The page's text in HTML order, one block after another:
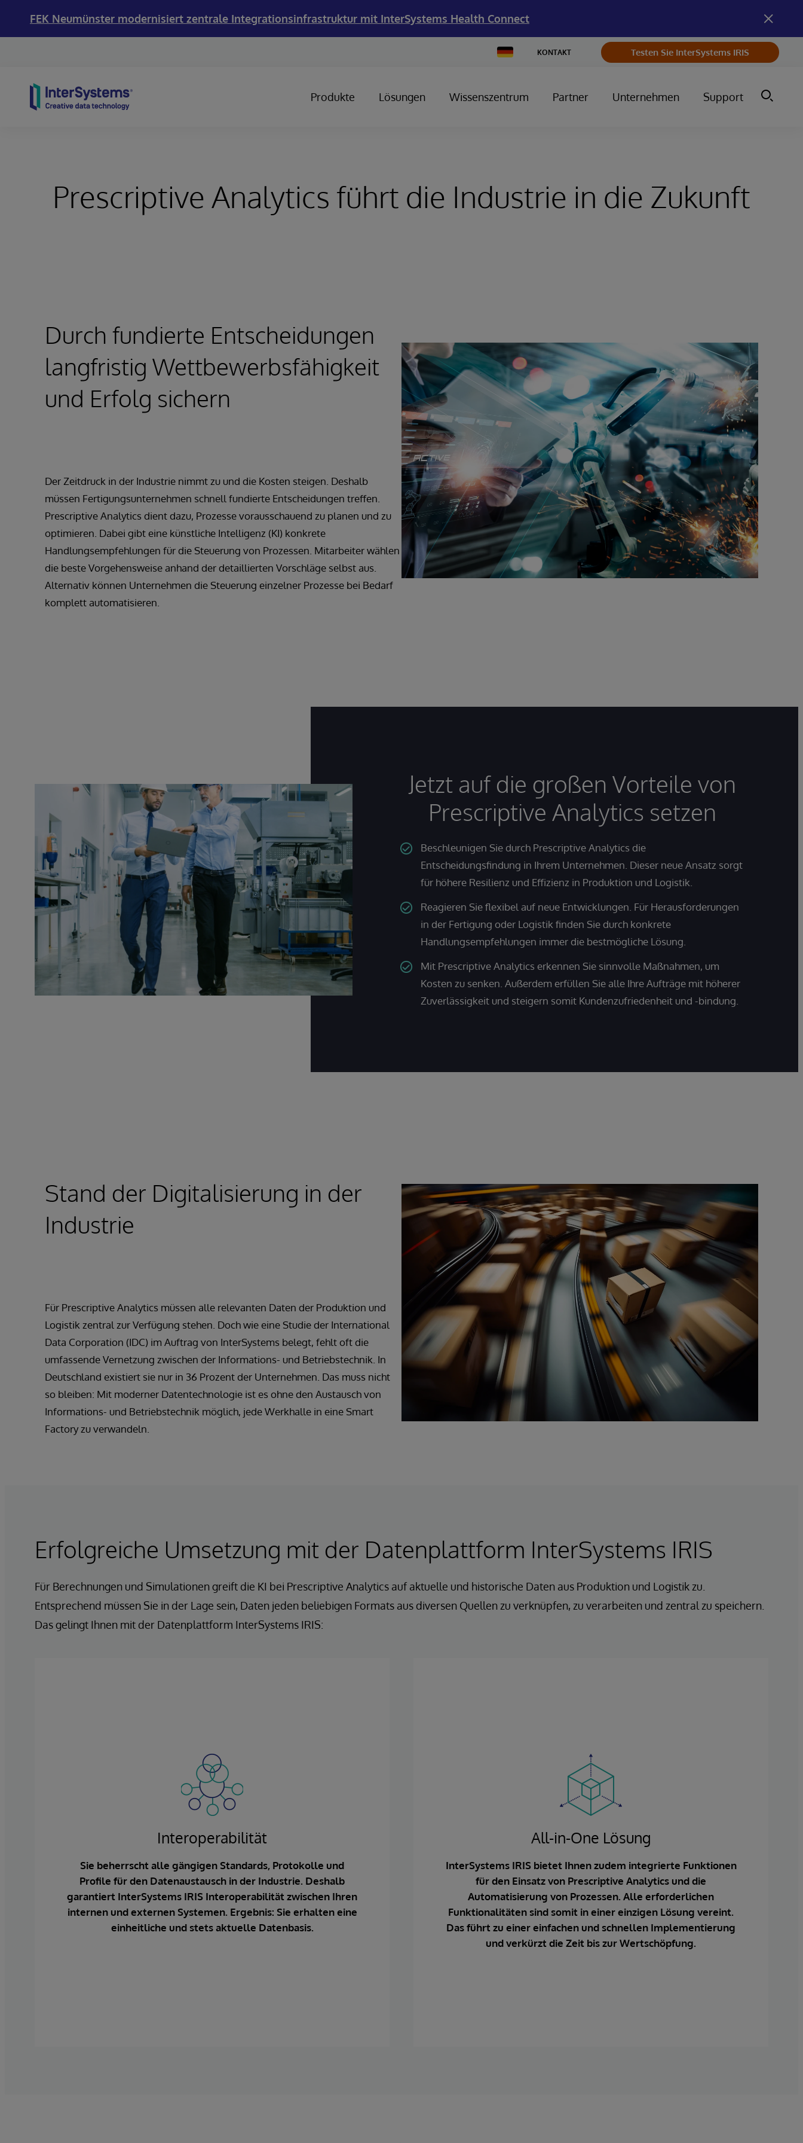
FEK Neumünster modernisiert zentrale Integrationsinfrastruktur mit InterSystems Health Connect
Change
Country
KONTAKT Testen Sie InterSystems IRIS
Produkte Lösungen Wissenszentrum Partner Unternehmen Support
Prescriptive Analytics führt die Industrie in die Zukunft
Durch fundierte Entscheidungen
langfristig Wettbewerbsfähigkeit
und Erfolg sichern
Der Zeitdruck in der Industrie nimmt zu und die Kosten steigen. Deshalb
müssen Fertigungsunternehmen schnell fundierte Entscheidungen treffen.
Prescriptive Analytics dient dazu, Prozesse vorausschauend zu planen und zu
optimieren. Dabei gibt eine künstliche Intelligenz (KI) konkrete
Handlungsempfehlungen für die Steuerung von Prozessen. Mitarbeiter wählen
die beste Vorgehensweise anhand der detaillierten Vorschläge selbst aus.
Alternativ können Unternehmen die Steuerung einzelner Prozesse bei Bedarf
komplett automatisieren.
Jetzt auf die großen Vorteile von
Prescriptive Analytics setzen
Beschleunigen Sie durch Prescriptive Analytics die
Entscheidungsfindung in Ihrem Unternehmen. Dieser neue Ansatz sorgt
für höhere Resilienz und Effizienz in Produktion und Logistik.
Reagieren Sie flexibel auf neue Entwicklungen. Für Herausforderungen
in der Fertigung oder Logistik finden Sie durch konkrete
Handlungsempfehlungen immer die bestmögliche Lösung.
Mit Prescriptive Analytics erkennen Sie sinnvolle Maßnahmen, um
Kosten zu senken. Außerdem erfüllen Sie alle Ihre Aufträge mit höherer
Zuverlässigkeit und steigern somit Kundenzufriedenheit und -bindung.
Stand der Digitalisierung in der
Industrie
Für Prescriptive Analytics müssen alle relevanten Daten der Produktion und
Logistik zentral zur Verfügung stehen. Doch wie eine Studie der International
Data Corporation (IDC) im Auftrag von InterSystems belegt, fehlt oft die
umfassende Vernetzung zwischen der Informations- und Betriebstechnik. In
Deutschland existiert sie nur in 36 Prozent der Unternehmen. Das muss nicht
so bleiben: Mit moderner Datentechnologie ist es ohne den Austausch von
Informations- und Betriebstechnik möglich, jede Werkhalle in eine Smart
Factory zu verwandeln.
Erfolgreiche Umsetzung mit der Datenplattform InterSystems IRIS
Für Berechnungen und Simulationen greift die KI bei Prescriptive Analytics auf aktuelle und historische Daten aus Produktion und Logistik zu.
Entsprechend müssen Sie in der Lage sein, Daten jeden beliebigen Formats aus diversen Quellen zu verknüpfen, zu verarbeiten und zentral zu speichern.
Das gelingt Ihnen mit der Datenplattform InterSystems IRIS:
Interoperabilität
Sie beherrscht alle gängigen Standards, Protokolle und
Profile für den Datenaustausch in der Industrie. Deshalb
garantiert InterSystems IRIS Interoperabilität zwischen Ihren
internen und externen Systemen. Ergebnis: Sie erhalten eine
einheitliche und stets aktuelle Datenbasis.
All-in-One Lösung
InterSystems IRIS bietet Ihnen zudem integrierte Funktionen
für den Einsatz von Prescriptive Analytics und die
Automatisierung von Prozessen. Alle erforderlichen
Funktionalitäten sind somit in einer einzigen Lösung vereint.
Das führt zu einer einfachen und schnellen Implementierung
und verkürzt die Zeit bis zur Wertschöpfung.